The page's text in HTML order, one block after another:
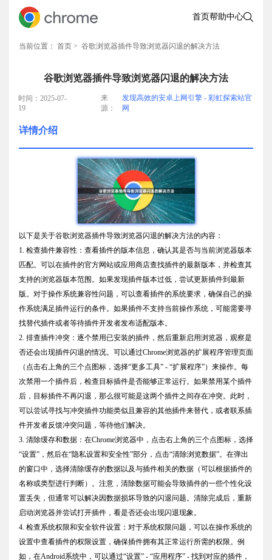
首页帮助中心
当前位置： 首页 > 谷歌浏览器插件导致浏览器闪退的解决方法
谷歌浏览器插件导致浏览器闪退的解决方法
时间：2025-07-
19
来
源：
发现高效的安卓上网引擎 - 彩虹探索站官
网
详情介绍
以下是关于谷歌浏览器插件导致浏览器闪退的解决方法的内容：
1. 检查插件兼容性：查看插件的版本信息，确认其是否与当前浏览器版本
匹配。可以在插件的官方网站或应用商店查找插件的最新版本，并检查其
支持的浏览器版本范围。如果发现插件版本过低，尝试更新插件到最新
版。对于操作系统兼容性问题，可以查看插件的系统要求，确保自己的操
作系统满足插件运行的条件。如果插件不支持当前操作系统，可能需要寻
找替代插件或者等待插件开发者发布适配版本。
2. 排查插件冲突：逐个禁用已安装的插件，然后重新启用浏览器，观察是
否还会出现插件闪退的情况。可以通过Chrome浏览器的扩展程序管理页面
（点击右上角的三个点图标，选择“更多工具” - “扩展程序”）来操作。每
次禁用一个插件后，检查目标插件是否能够正常运行。如果禁用某个插件
后，目标插件不再闪退，那么很可能是这两个插件之间存在冲突。此时，
可以尝试寻找与冲突插件功能类似且兼容的其他插件来替代，或者联系插
件开发者反馈冲突问题，等待他们解决。
3. 清除缓存和数据：在Chrome浏览器中，点击右上角的三个点图标，选择
“设置”，然后在“隐私设置和安全性”部分，点击“清除浏览数据”。在弹出
的窗口中，选择清除缓存的数据以及与插件相关的数据（可以根据插件的
名称或类型进行判断）。注意，清除数据可能会导致插件的一些个性化设
置丢失，但通常可以解决因数据损坏导致的闪退问题。清除完成后，重新
启动浏览器并尝试打开插件，看是否还会出现闪退现象。
4. 检查系统权限和安全软件设置：对于系统权限问题，可以在操作系统的
设置中查看插件的权限设置，确保插件拥有其正常运行所需的权限。例
如，在Android系统中，可以通过“设置” - “应用程序” - 找到对应的插件，